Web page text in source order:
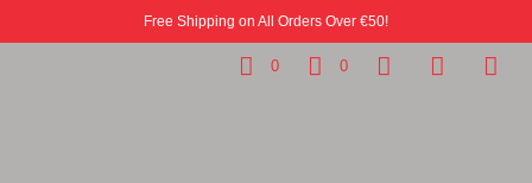
Free Shipping on All Orders Over €50!
0 0